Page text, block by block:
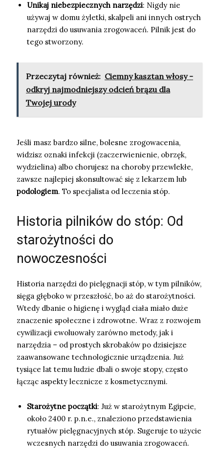
Unikaj niebezpiecznych narzędzi: Nigdy nie
używaj w domu żyletki, skalpeli ani innych ostrych
narzędzi do usuwania zrogowaceń. Pilnik jest do
tego stworzony.
Przeczytaj również: Ciemny kasztan włosy -
odkryj najmodniejszy odcień brązu dla
Twojej urody
Jeśli masz bardzo silne, bolesne zrogowacenia,
widzisz oznaki infekcji (zaczerwienienie, obrzęk,
wydzielina) albo chorujesz na choroby przewlekłe,
zawsze najlepiej skonsultować się z lekarzem lub
podologiem. To specjalista od leczenia stóp.
Historia pilników do stóp: Od
starożytności do
nowoczesności
Historia narzędzi do pielęgnacji stóp, w tym pilników,
sięga głęboko w przeszłość, bo aż do starożytności.
Wtedy dbanie o higienę i wygląd ciała miało duże
znaczenie społeczne i zdrowotne. Wraz z rozwojem
cywilizacji ewoluowały zarówno metody, jak i
narzędzia – od prostych skrobaków po dzisiejsze
zaawansowane technologicznie urządzenia. Już
tysiące lat temu ludzie dbali o swoje stopy, często
łącząc aspekty lecznicze z kosmetycznymi.
Starożytne początki: Już w starożytnym Egipcie,
około 2400 r. p.n.e., znaleziono przedstawienia
rytuałów pielęgnacyjnych stóp. Sugeruje to użycie
wczesnych narzędzi do usuwania zrogowaceń.